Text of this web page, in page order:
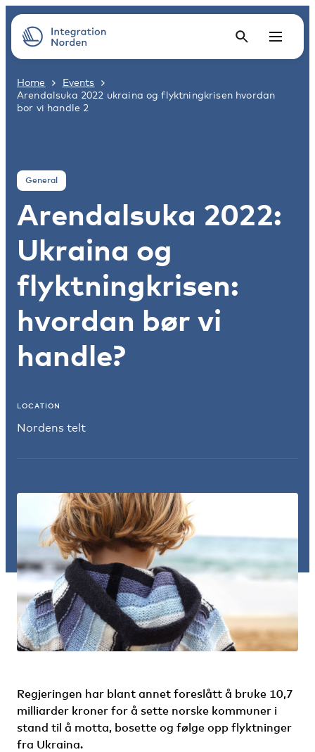
Home
Events
Arendalsuka 2022 ukraina og flyktningkrisen hvordan
bor vi handle 2
General
Arendalsuka 2022:
Ukraina og
flyktningkrisen:
hvordan bør vi
handle?
LOCATION
Nordens telt
Regjeringen har blant annet foreslått å bruke 10,7
milliarder kroner for å sette norske kommuner i
stand til å motta, bosette og følge opp flyktninger
fra Ukraina.